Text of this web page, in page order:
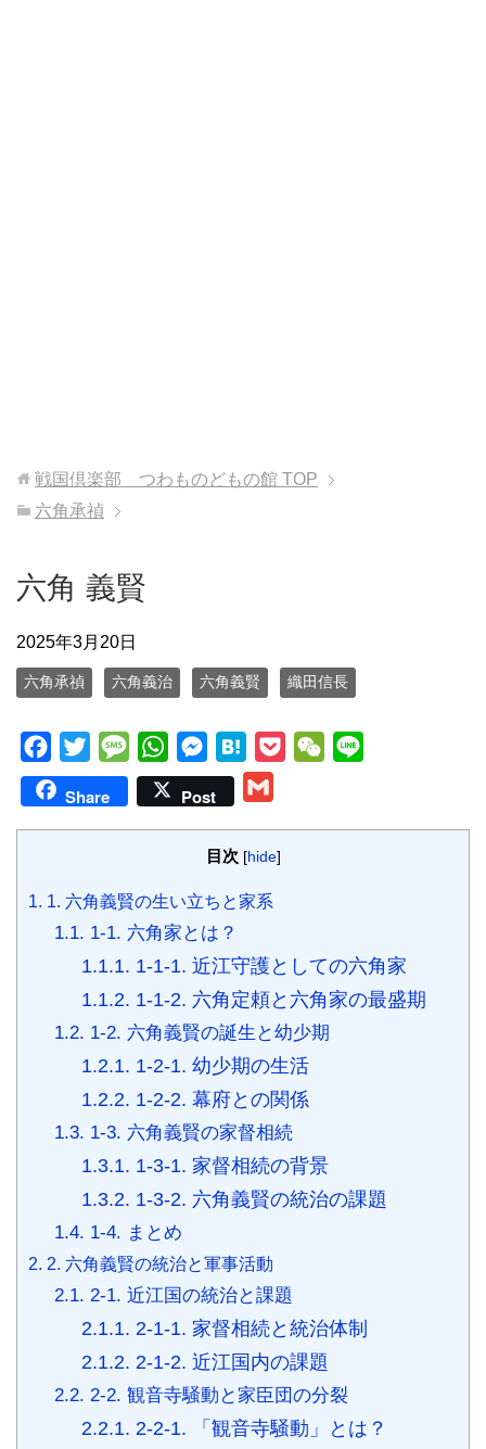
戦国倶楽部 つわものどもの館 TOP
六角承禎
六角 義賢
2025年3月20日
六角承禎 六角義治 六角義賢 織田信長
a
c
o
o
w
i
e
r
M
e
s
g
e
W
h
a
A
p
p
e
s
e
n
g
e
a
t
n
a
W
Share Post
a
目次 [hide]
1. 1. 六角義賢の生い立ちと家系
1.1. 1-1. 六角家とは？
1.1.1. 1-1-1. 近江守護としての六角家
1.1.2. 1-1-2. 六角定頼と六角家の最盛期
1.2. 1-2. 六角義賢の誕生と幼少期
1.2.1. 1-2-1. 幼少期の生活
1.2.2. 1-2-2. 幕府との関係
1.3. 1-3. 六角義賢の家督相続
1.3.1. 1-3-1. 家督相続の背景
1.3.2. 1-3-2. 六角義賢の統治の課題
1.4. 1-4. まとめ
2. 2. 六角義賢の統治と軍事活動
2.1. 2-1. 近江国の統治と課題
2.1.1. 2-1-1. 家督相続と統治体制
2.1.2. 2-1-2. 近江国内の課題
2.2. 2-2. 観音寺騒動と家臣団の分裂
2.2.1. 2-2-1. 「観音寺騒動」とは？